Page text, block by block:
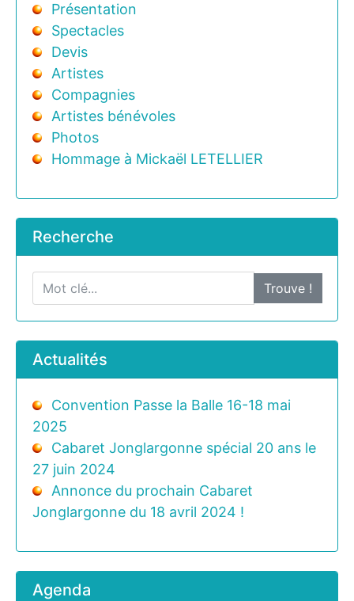
Présentation
Spectacles
Devis
Artistes
Compagnies
Artistes bénévoles
Photos
Hommage à Mickaël LETELLIER
Recherche
Trouve !
Actualités
Convention Passe la Balle 16-18 mai
2025
Cabaret Jonglargonne spécial 20 ans le
27 juin 2024
Annonce du prochain Cabaret
Jonglargonne du 18 avril 2024 !
Agenda